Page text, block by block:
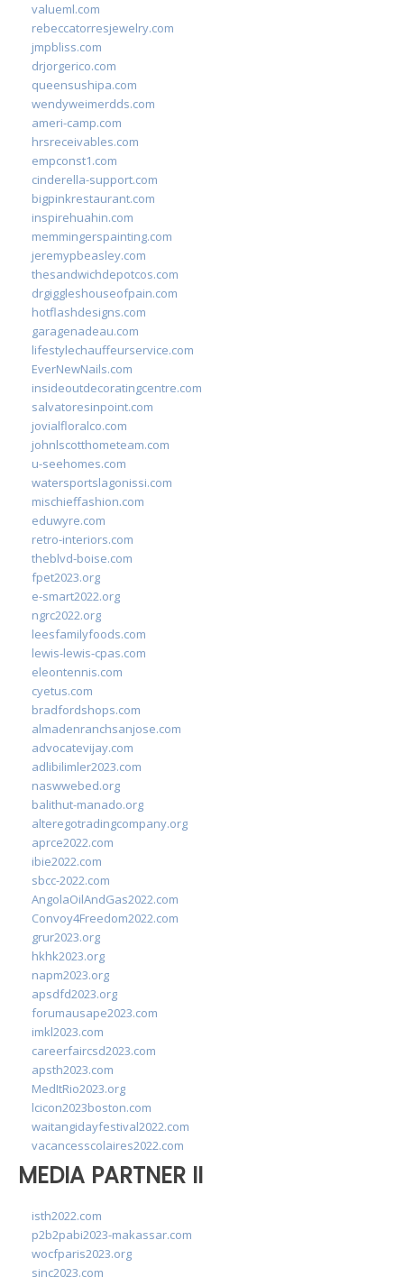
valueml.com
rebeccatorresjewelry.com
jmpbliss.com
drjorgerico.com
queensushipa.com
wendyweimerdds.com
ameri-camp.com
hrsreceivables.com
empconst1.com
cinderella-support.com
bigpinkrestaurant.com
inspirehuahin.com
memmingerspainting.com
jeremypbeasley.com
thesandwichdepotcos.com
drgiggleshouseofpain.com
hotflashdesigns.com
garagenadeau.com
lifestylechauffeurservice.com
EverNewNails.com
insideoutdecoratingcentre.com
salvatoresinpoint.com
jovialfloralco.com
johnlscotthometeam.com
u-seehomes.com
watersportslagonissi.com
mischieffashion.com
eduwyre.com
retro-interiors.com
theblvd-boise.com
fpet2023.org
e-smart2022.org
ngrc2022.org
leesfamilyfoods.com
lewis-lewis-cpas.com
eleontennis.com
cyetus.com
bradfordshops.com
almadenranchsanjose.com
advocatevijay.com
adlibilimler2023.com
naswwebed.org
balithut-manado.org
alteregotradingcompany.org
aprce2022.com
ibie2022.com
sbcc-2022.com
AngolaOilAndGas2022.com
Convoy4Freedom2022.com
grur2023.org
hkhk2023.org
napm2023.org
apsdfd2023.org
forumausape2023.com
imkl2023.com
careerfaircsd2023.com
apsth2023.com
MedItRio2023.org
lcicon2023boston.com
waitangidayfestival2022.com
vacancesscolaires2022.com
MEDIA PARTNER II
isth2022.com
p2b2pabi2023-makassar.com
wocfparis2023.org
sinc2023.com